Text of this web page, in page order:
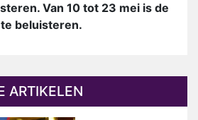
Van 10 tot 23 mei is de
beluisteren.
ARTIKELEN